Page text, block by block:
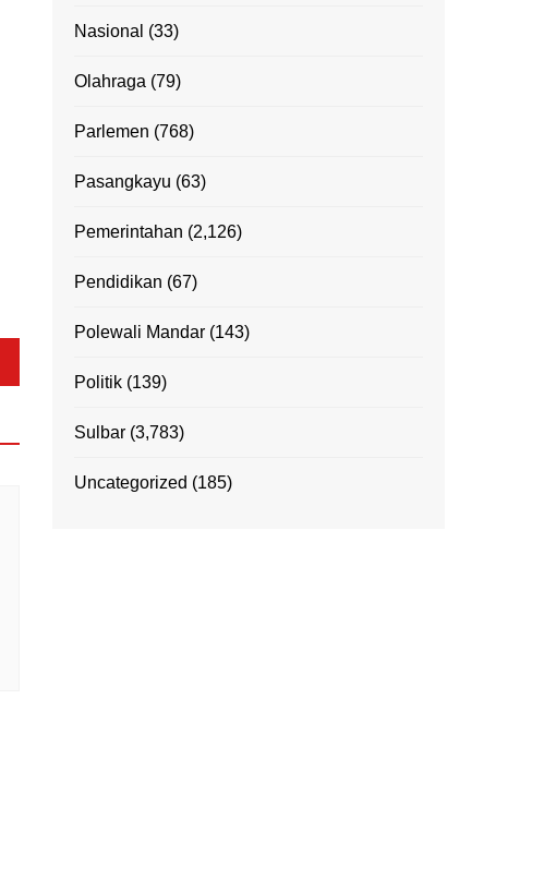
Nasional (33)
Olahraga (79)
Parlemen (768)
Pasangkayu (63)
Pemerintahan (2,126)
Pendidikan (67)
Polewali Mandar (143)
Politik (139)
Sulbar (3,783)
Uncategorized (185)